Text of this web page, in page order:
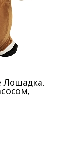
Лошадка,